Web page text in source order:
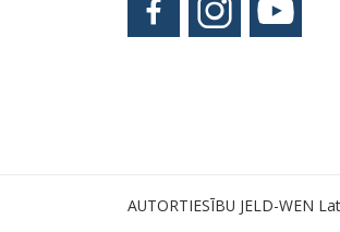
AUTORTIESĪBU JELD-WEN